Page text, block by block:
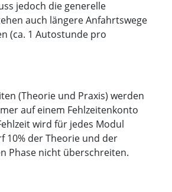
jedoch die generelle
auch längere Anfahrtswege
(ca. 1 Autostunde pro
(Theorie und Praxis) werden
auf einem Fehlzeitenkonto
wird für jedes Modul
10% der Theorie und der
Phase nicht überschreiten.